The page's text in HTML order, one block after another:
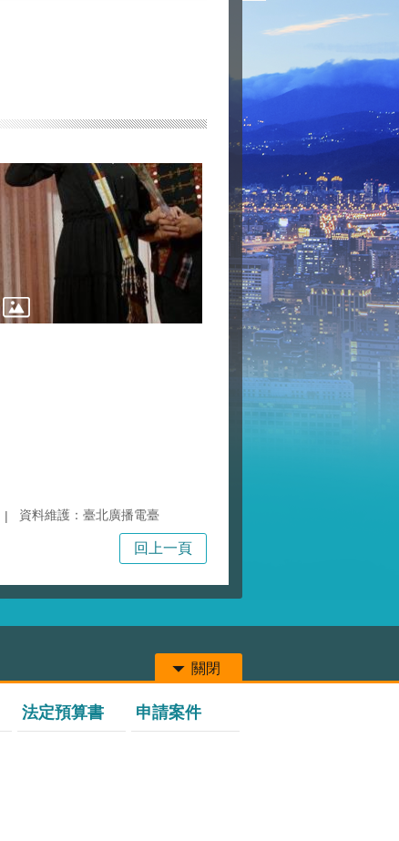
資料維護：臺北廣播電臺
回上一頁
關閉
法定預算書 申請案件